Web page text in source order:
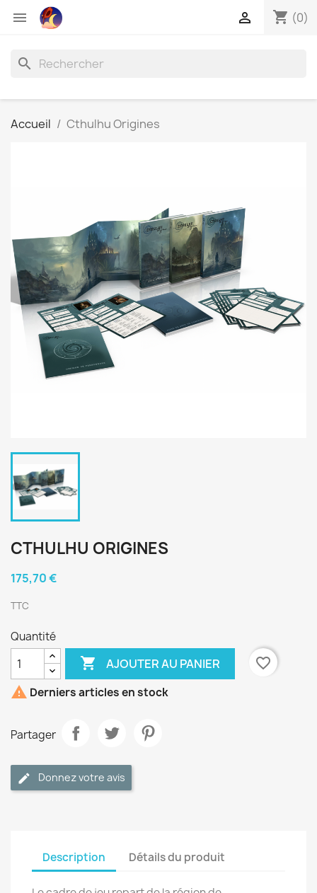
 shopping_cart (0)

search
Accueil Cthulhu Origines
CTHULHU ORIGINES
175,70 €
TTC
Quantité
 AJOUTER AU PANIER
favorite_border
 Derniers articles en stock
Partager
Donnez votre avis
Description Détails du produit